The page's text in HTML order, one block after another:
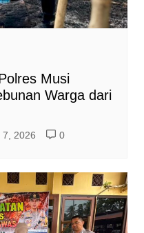
Musi
Warga dari
7, 2026 0